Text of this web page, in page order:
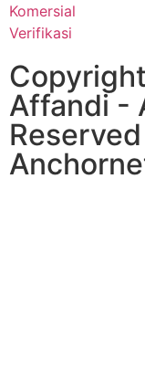
Komersial
Verifikasi
Affandi -